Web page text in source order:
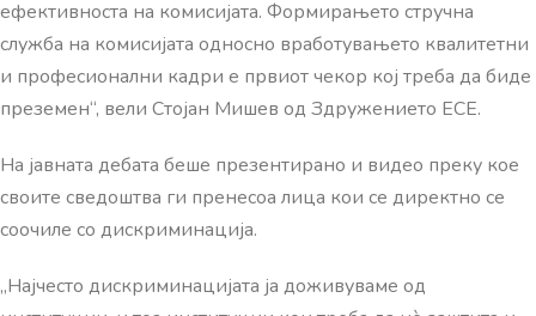
ефективноста на комисијата. Формирањето стручна
служба на комисијата односно вработувањето квалитетни
и професионални кадри е првиот чекор кој треба да биде
преземен“, вели Стојан Мишев од Здружението ЕСЕ.
На јавната дебата беше презентирано и видео преку кое
своите сведоштва ги пренесоа лица кои се директно се
соочиле со дискриминација.
„Најчесто дискриминацијата ја доживуваме од